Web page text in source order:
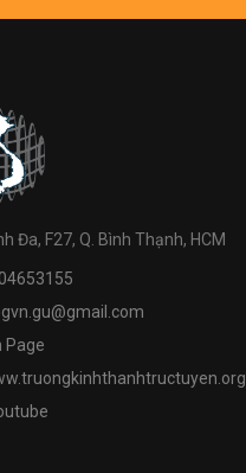
Đa, F27, Q. Bình Thạnh, HCM
Page